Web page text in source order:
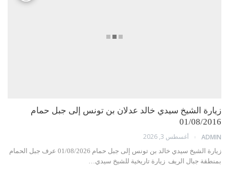
زيارة الشيخ سيدي خالد عدلان بن تونس إلى جبل حمام
01/08/2016
ADMIN أغسطس 3, 2026
زيارة الشيخ سيدي خالد بن تونس إلى جبل حمام 01/08/2026 عرف جبل الحمام
بمنطقة جبال الريف زيارة تاريخية للشيخ سيدي…